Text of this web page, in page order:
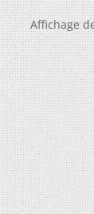
Affichage